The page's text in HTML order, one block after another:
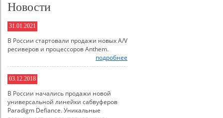
Новости
31.01.2021
В России стартовали продажи новых A/V
ресиверов и процессоров Anthem.
подробнее
03.12.2018
В России начались продажи новой
универсальной линейки сабвуферов
Paradigm Defiance. Уникальные